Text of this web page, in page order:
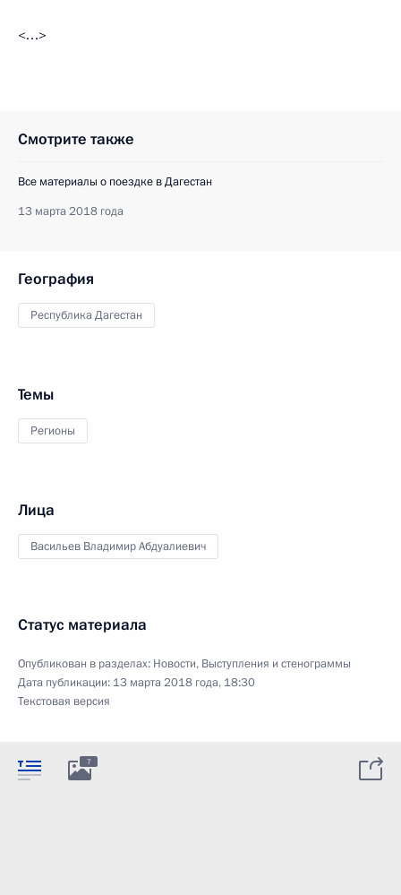
<…>
Смотрите также
Все материалы о поездке в Дагестан
13 марта 2018 года
География
Республика Дагестан
Темы
Регионы
Лица
Васильев Владимир Абдуалиевич
Статус материала
Опубликован в разделах: Новости, Выступления и стенограммы
Дата публикации: 13 марта 2018 года, 18:30
Текстовая версия
7